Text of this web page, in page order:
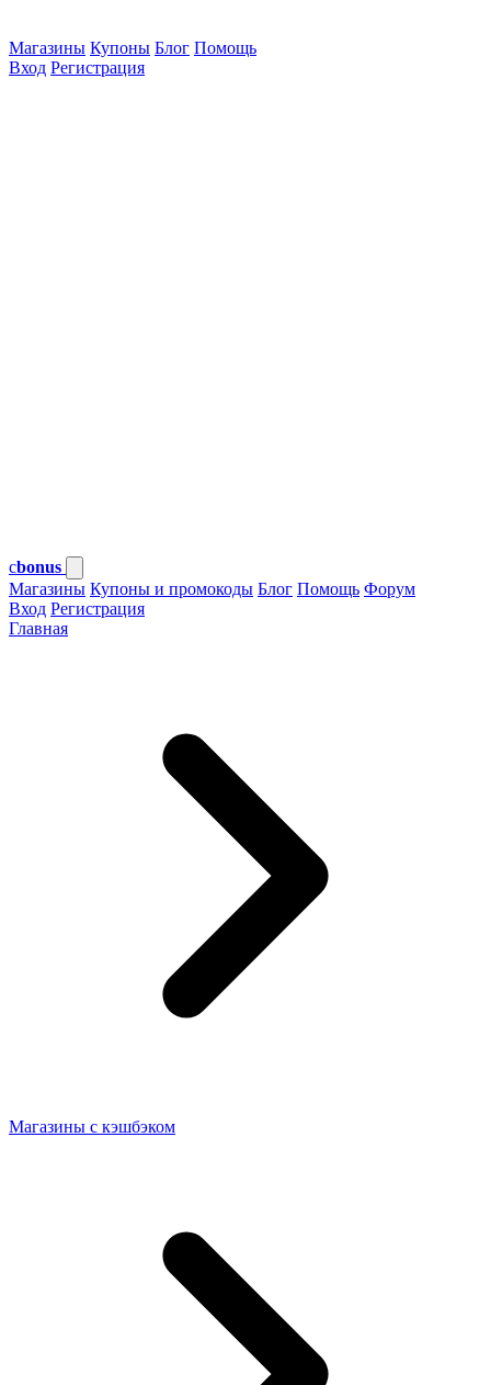
Магазины Купоны Блог Помощь
Вход Регистрация
cbonus
Магазины Купоны и промокоды Блог Помощь Форум
Вход Регистрация
Главная
Магазины с кэшбэком